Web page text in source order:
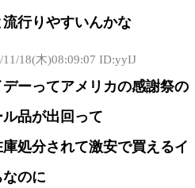
行りやすいんかな
11/18(木)08:09:07 ID:yyIJ
ーってアメリカの感謝祭の
品が出回って
処分されて激安で買えるイ
のに